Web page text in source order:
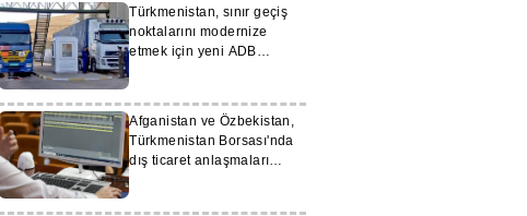
Türkmenistan, sınır geçiş
noktalarını modernize
etmek için yeni ADB
Afganistan ve Özbekistan,
Türkmenistan Borsası'nda
dış ticaret anlaşmaları